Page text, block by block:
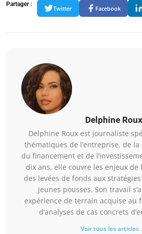
Partager :
Twitter Facebook
Delphine Roux
Delphine Roux est journaliste
thématiques de l’entreprise, de la
du financement et de
dix ans, elle couvre les enjeux de
des levées de fonds aux
jeunes pousses. Son travail
expérience de terrain acquise au
d’analyses de cas concrets
Voir tous les articles